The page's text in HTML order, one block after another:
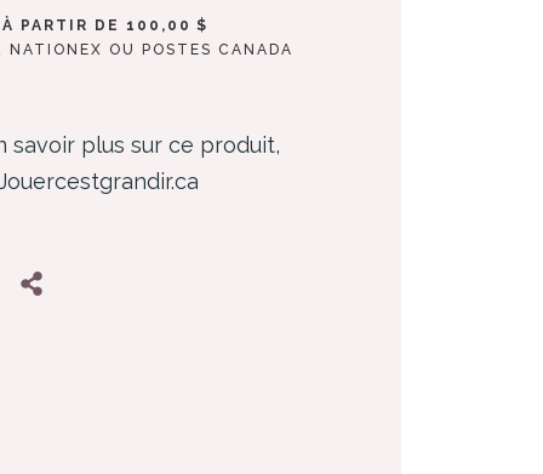
PARTIR DE 100,00 $
NATIONEX OU POSTES CANADA
savoir plus sur ce produit,